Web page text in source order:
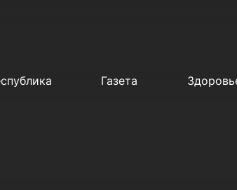
Газета